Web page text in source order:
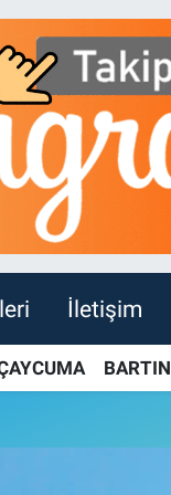
İletişim
BARTIN